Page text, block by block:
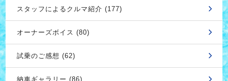
スタッフによるクルマ紹介 (177)
オーナーズボイス (80)
試乗のご感想 (62)
納車ギャラリー (86)